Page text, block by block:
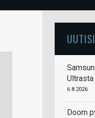
Ultrasta
6.8.2026
Doom